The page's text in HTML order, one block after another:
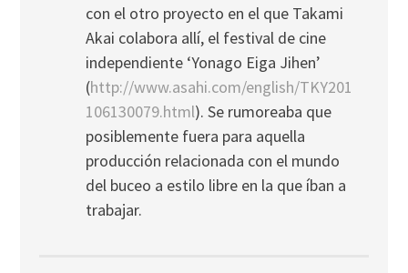
con el otro proyecto en el que Takami
Akai colabora allí, el festival de cine
independiente ‘Yonago Eiga Jihen’
(http://www.asahi.com/english/TKY201
106130079.html). Se rumoreaba que
posiblemente fuera para aquella
producción relacionada con el mundo
del buceo a estilo libre en la que íban a
trabajar.